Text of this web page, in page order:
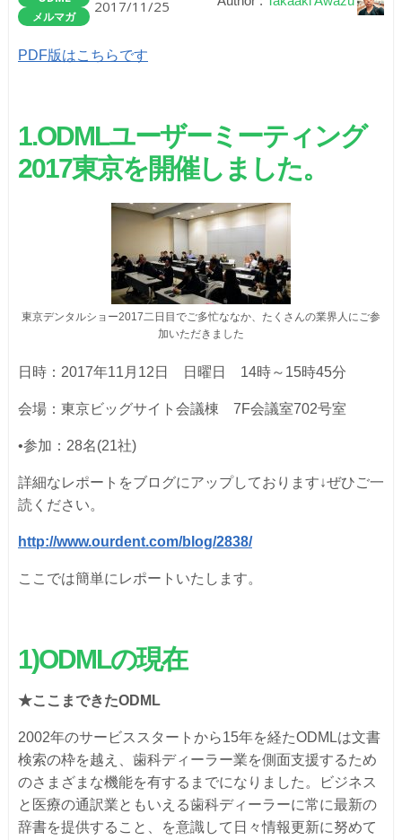
メルマガ
2017/11/25
PDF版はこちらです
1.ODMLユーザーミーティング
2017東京を開催しました。
東京デンタルショー2017二日目でご多忙ななか、たくさんの業界人にご参
加いただきました
日時：2017年11月12日 日曜日 14時～15時45分
会場：東京ビッグサイト会議棟 7F会議室702号室
•参加：28名(21社)
詳細なレポートをブログにアップしております↓ぜひご一
読ください。
http://www.ourdent.com/blog/2838/
ここでは簡単にレポートいたします。
1)ODMLの現在
★ここまできたODML
2002年のサービススタートから15年を経たODMLは文書
検索の枠を越え、歯科ディーラー業を側面支援するため
のさまざまな機能を有するまでになりました。ビジネス
と医療の通訳業ともいえる歯科ディーラーに常に最新の
辞書を提供すること、を意識して日々情報更新に努めて